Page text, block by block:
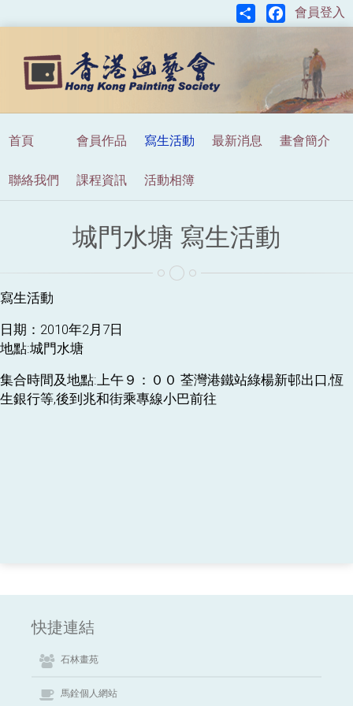
會員登入
Share Facebook
首頁 會員作品 寫生活動 最新消息 畫會簡介
聯絡我們 課程資訊 活動相簿
城門水塘 寫生活動
寫生活動
日期：2010年2月7日
地點:城門水塘
集合時間及地點:上午９：００ 荃灣港鐵站綠楊新邨出口,恆
生銀行等,後到兆和街乘專線小巴前往
快捷連結
石林畫苑
馬銓個人網站